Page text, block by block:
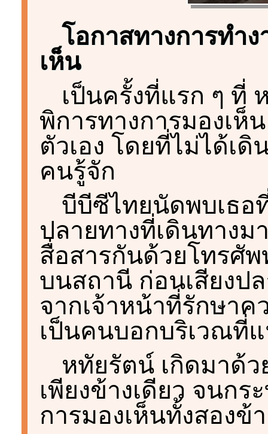
โอกาสทางการทำ
เห็น
เป็นครั้งที่แรก ๆ ที่
พิการทางการมองเห็
ตัวเอง โดยที่ไม่ได้เ
คนรู้จัก
บีบีซีไทยนัดพบเธอ
ปลายทางที่เดินทางม
สื่อสารกันด้วยโทรศั
บนสถานี ก่อนเสียงป
จากเจ้าหน้าที่รักษา
เป็นคนบอกบริเวณที่
หทัยรัตน์ เกิดมาด้
เพียงข้างเดียว จนกร
การมองเห็นทั้งสองข้